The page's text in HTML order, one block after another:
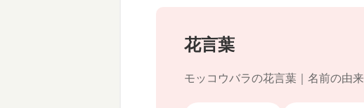
花言葉
モッコウバラの花言葉｜名前の由